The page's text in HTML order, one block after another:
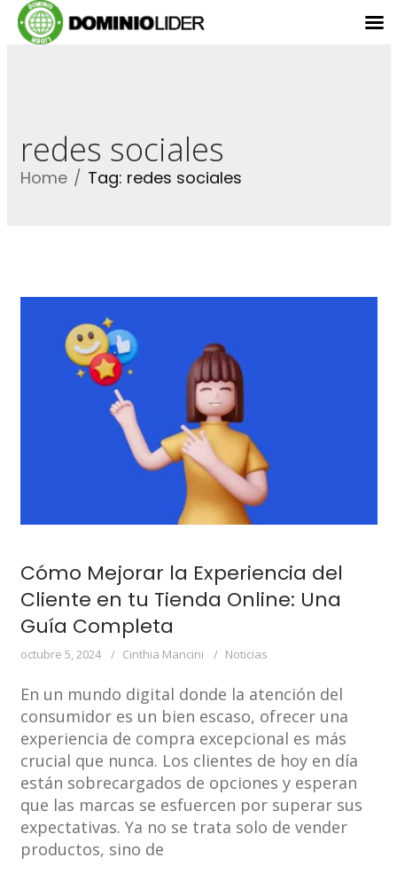
redes sociales
Home Tag: redes sociales
Cómo Mejorar la Experiencia del
Cliente en tu Tienda Online: Una
Guía Completa
octubre 5, 2024 Cinthia Mancini Noticias
En un mundo digital donde la atención del
consumidor es un bien escaso, ofrecer una
experiencia de compra excepcional es más
crucial que nunca. Los clientes de hoy en día
están sobrecargados de opciones y esperan
que las marcas se esfuercen por superar sus
expectativas. Ya no se trata solo de vender
productos, sino de